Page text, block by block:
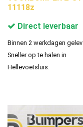
11118z
Direct leverbaar
Binnen 2 werkdagen
Sneller op te halen in
Hellevoetsluis.